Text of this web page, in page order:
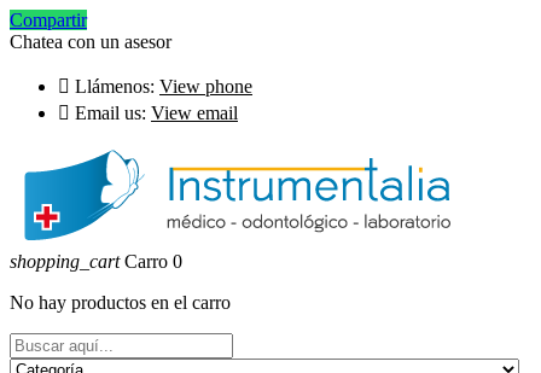
Compartir
Chatea con un asesor
 Llámenos: View phone
 Email us: View email
shopping_cart Carro 0
No hay productos en el carro